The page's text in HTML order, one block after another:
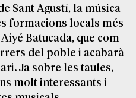
Sant Agustí, la música
formacions locals més
Batucada, que com
del poble i acabarà
Ja sobre les taules,
molt interessants i